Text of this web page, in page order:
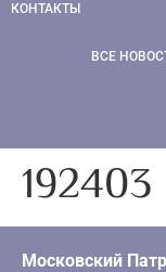
КОНТАКТЫ
ВСЕ
192403
Московский